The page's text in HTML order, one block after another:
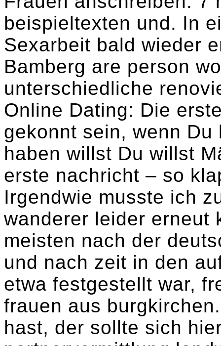
beispieltexten und. In
Sexarbeit bald wieder
Bamberg are person
unterschiedliche
Online Dating: Die
gekonnt sein, wenn
haben willst Du willst
erste nachricht – so
Irgendwie musste ich
wanderer leider erneut
meisten nach der
und nach zeit in den
etwa festgestellt war,
frauen aus
hast, der sollte sich